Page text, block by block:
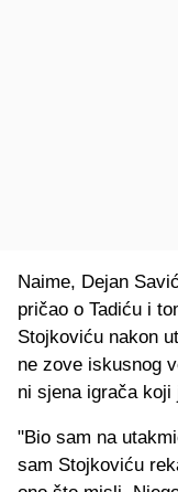
Naime, Dejan
pričao o Tadiću i
Stojkoviću nakon
ne zove iskusnog
ni sjena igrača koji
"Bio sam na
sam Stojkoviću